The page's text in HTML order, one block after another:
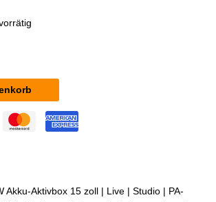
Akku-Aktivbox 15 zoll | Live | Studio | PA-